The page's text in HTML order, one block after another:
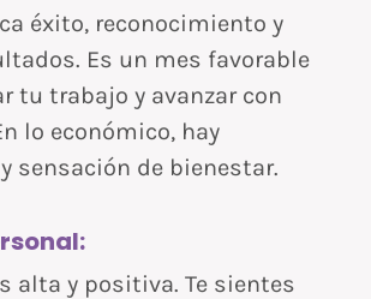
éxito, reconocimiento y
Es un mes favorable
tu trabajo y avanzar con
lo económico, hay
sensación de bienestar.
alta y positiva. Te sientes